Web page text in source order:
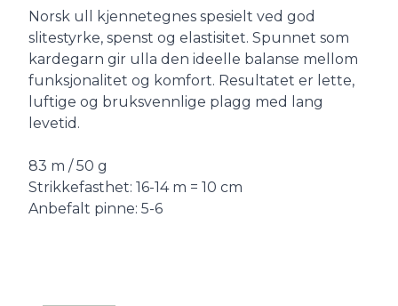
Norsk ull kjennetegnes spesielt ved god
slitestyrke, spenst og elastisitet. Spunnet som
kardegarn gir ulla den ideelle balanse mellom
funksjonalitet og komfort. Resultatet er lette,
luftige og bruksvennlige plagg med lang
levetid.
83 m / 50 g
Strikkefasthet: 16-14 m = 10 cm
Anbefalt pinne: 5-6